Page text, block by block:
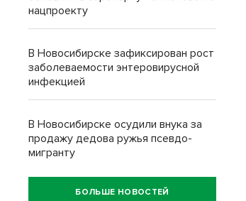
нацпроекту
В Новосибирске зафиксирован рост
заболеваемости энтеровирусной
инфекцией
В Новосибирске осудили внука за
продажу дедова ружья псевдо-
мигранту
БОЛЬШЕ НОВОСТЕЙ